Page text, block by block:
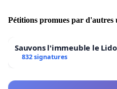
Pétitions promues par d'autres
Sauvons l'immeuble le Lido
832 signatures